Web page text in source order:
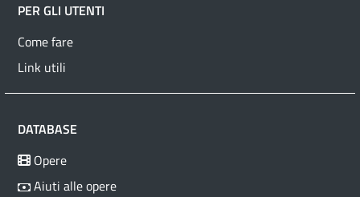
PER GLI UTENTI
Come fare
Link utili
DATABASE
Opere
Aiuti alle opere